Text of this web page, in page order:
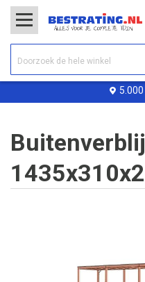
5.000